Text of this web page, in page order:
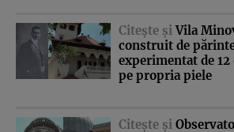
Citeşte şiVila
construit de
experimentat de
pe propria piele
Citeşte şi